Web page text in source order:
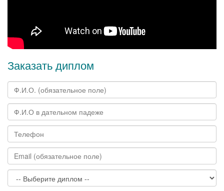
Заказать диплом